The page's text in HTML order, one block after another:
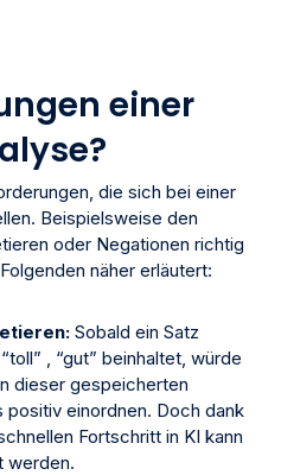
einer
die sich bei einer
Beispielsweise den
oder Negationen richtig
näher erläutert:
Sobald ein Satz
, “gut” beinhaltet, würde
dieser gespeicherten
positiv einordnen. Doch dank
Fortschritt in KI kann
werden.